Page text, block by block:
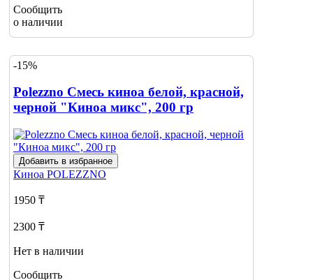
Сообщить
о наличии
-15%
Polezzno Смесь киноа белой, красной,
черной "Киноа микс", 200 гр
Добавить в избранное
Киноа POLEZZNO
1950 ₸
2300 ₸
Нет в наличии
Сообщить